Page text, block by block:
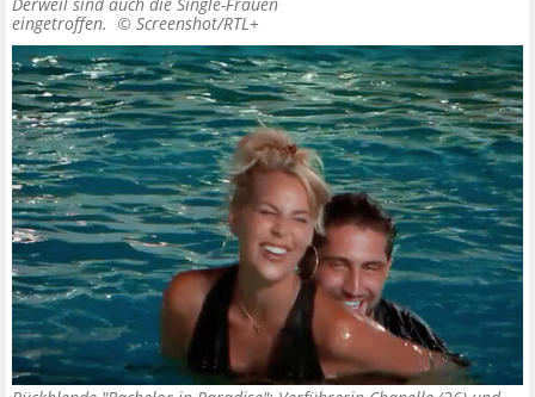
eingetroffen. © Screenshot/RTL+